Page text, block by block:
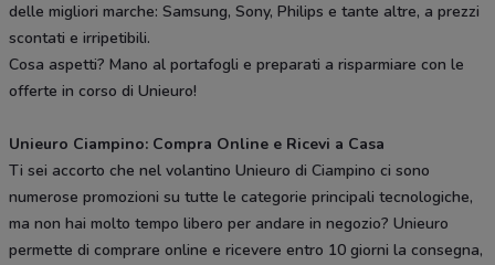
delle migliori marche: Samsung, Sony, Philips e tante altre, a prezzi
scontati e irripetibili.
Cosa aspetti? Mano al portafogli e preparati a risparmiare con le
offerte in corso di Unieuro!
Unieuro Ciampino: Compra Online e Ricevi a Casa
Ti sei accorto che nel volantino Unieuro di Ciampino ci sono
numerose promozioni su tutte le categorie principali tecnologiche,
ma non hai molto tempo libero per andare in negozio? Unieuro
permette di comprare online e ricevere entro 10 giorni la consegna,